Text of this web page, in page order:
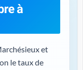
à
et
le taux de